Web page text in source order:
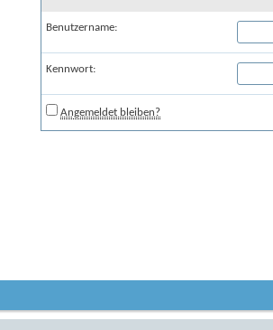
Benutzername:
Kennwort:
Angemeldet bleiben?